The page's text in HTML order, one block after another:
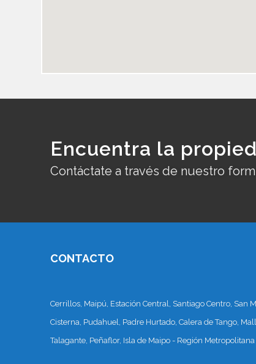
Encuentra la
Contáctate a través de nuestro
CONTACTO
Cerrillos, Maipú, Estación Central, Santiago Centro, San
Cisterna, Pudahuel, Padre Hurtado, Calera de Tango,
Talagante, Peñaflor, Isla de Maipo - Región Metropolitana